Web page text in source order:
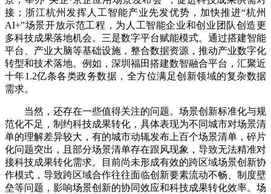
接；浙江杭州发挥人工智能产业先发优势，加快推进“杭州
AI+”场景开放示范工程，为人工智能企业和创业团队创造更
多科技成果落地机会。三是数字平台赋能模式。通过搭建智能
平台、产业大脑等基础设施，整合数据资源，推动产业数字化
转型和技术落地。例如，深圳福田搭建数智融合平台，汇聚近
十年1.2亿条各类政务数据，全方位满足创新领域的复杂数据
需求。
当然，还存在一些值得关注的问题。场景创新标准化与规
范化不足，制约科技成果转化，具体表现为不同城市对场景清
单的理解差异较大，有的城市动辄发布上百个场景清单，碎片
化问题突出，且部分场景清单存在跟风现象，导致无法精准对
接科技成果转化需求。目前尚未形成有效的跨区域场景创新协
作模式，导致跨区域合作往往面临创新要素流动不畅、制度壁
垒等问题，影响场景创新的协同效应和科技成果转化效率。场